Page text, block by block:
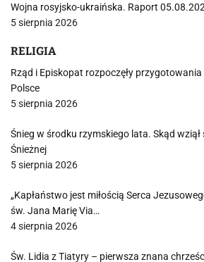
Wojna rosyjsko-ukraińska. Raport
5 sierpnia 2026
RELIGIA
Rząd i Episkopat rozpoczęły
Polsce
5 sierpnia 2026
Śnieg w środku rzymskiego lata. Skąd
Śnieżnej
5 sierpnia 2026
„Kapłaństwo jest miłością Serca
św. Jana Marię Via…
4 sierpnia 2026
Św. Lidia z Tiatyry – pierwsza znana